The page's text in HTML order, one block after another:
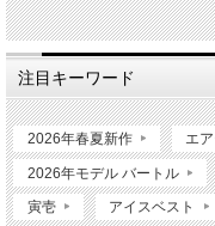
注目キーワード
2026年春夏新作 エ
2026年モデル バートル
寅壱 アイスベスト